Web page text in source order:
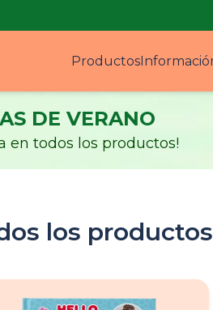
Productos
DE VERANO
en todos los productos!
los productos